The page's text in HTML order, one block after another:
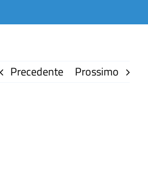
Precedente Prossimo